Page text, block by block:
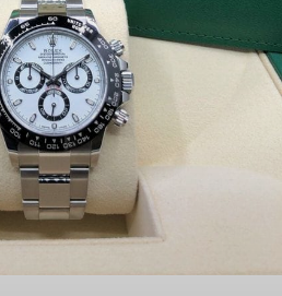
أفضل ساعة رولكس
الأسعار وأشهر الموديلات
إذا كنت تملك ساعة رولكس رجالي
الطبيعي أن تبحث عن سعر الساعة
بطريقة تضمن لك تحقيق أقصى قيمة